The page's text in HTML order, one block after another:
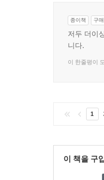
종이책 구매
저두 더이
니다.
이 한줄평이
1
이 책을 구